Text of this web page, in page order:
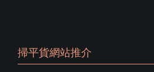
掃平貨網站推介